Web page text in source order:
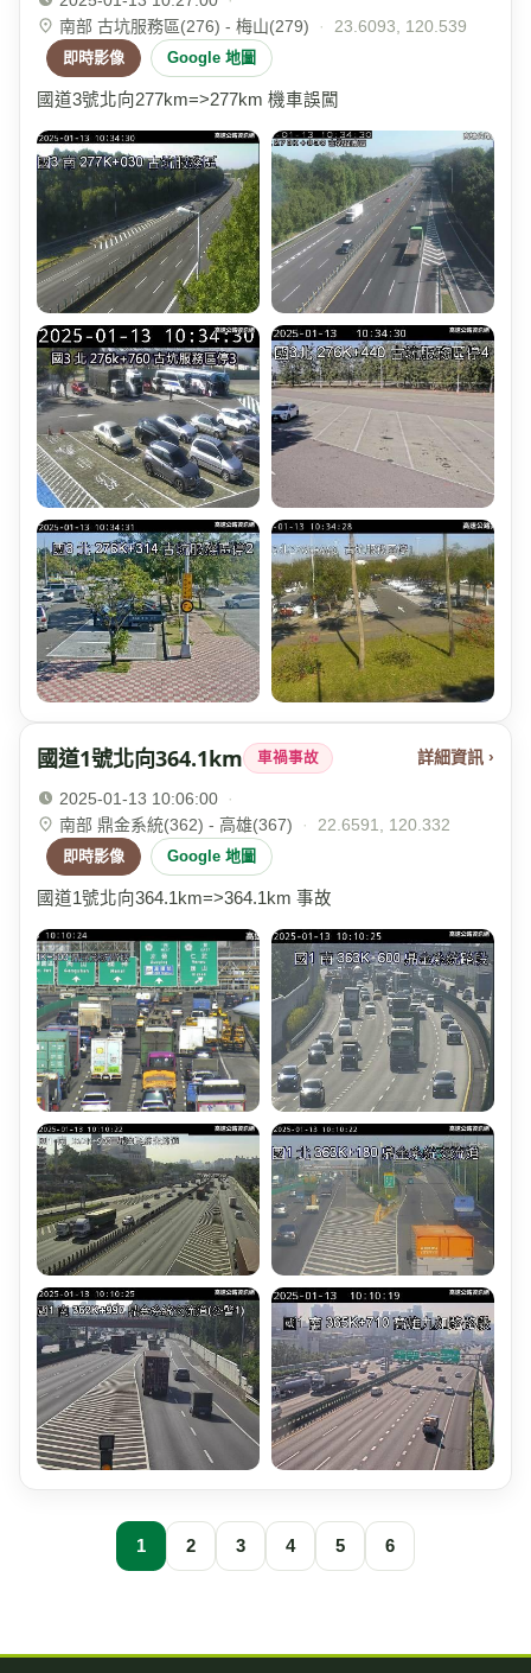
南部 古坑服務區(276) - 梅山(279)
· 23.6093, 120.539
即時影像 Google 地圖
國道3號北向277km=>277km 機車誤闖
國道1號北向364.1km 車禍事故 詳細資訊 ›
2025-01-13 10:06:00
·
南部 鼎金系統(362) - 高雄(367)
· 22.6591, 120.332
即時影像 Google 地圖
國道1號北向364.1km=>364.1km 事故
1 2 3 4 5 6